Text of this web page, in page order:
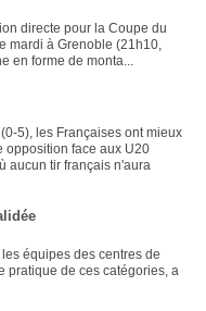
directe pour la Coupe du
mardi à Grenoble (21h10,
en forme de monta...
5), les Françaises ont mieux
opposition face aux U20
aucun tir français n'aura
équipes des centres de
pratique de ces catégories, a